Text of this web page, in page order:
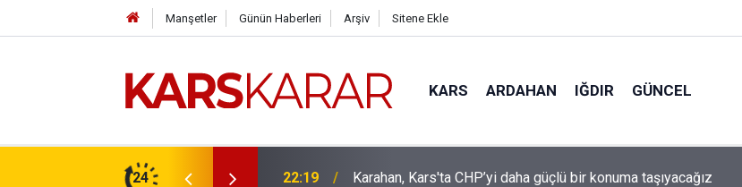
Manşetler Günün Haberleri Arşiv Sitene Ekle
KARS ARDAHAN IĞDIR GÜNCEL
24
bir konuma taşıyacağız 16:15 Uludaşdemir, YENİ Parti’nin kurucu il başkanlığı görevine getirildi